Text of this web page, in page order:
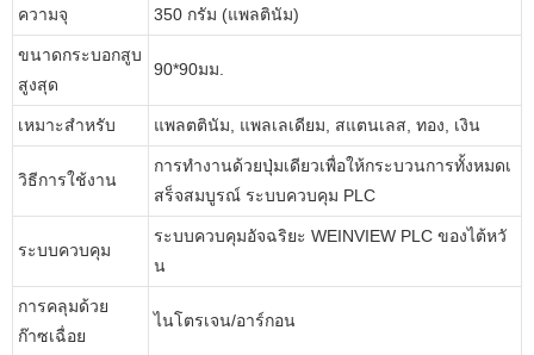
ความจุ 350 กรัม (แพลตินัม)
ขนาดกระบอกสูบ
สูงสุด
90*90มม.
เหมาะสำหรับ แพลตตินัม, แพลเลเดียม, สแตนเลส, ทอง, เงิน
วิธีการใช้งาน
การทำงานด้วยปุ่มเดียวเพื่อให้กระบวนการทั้งหมดเ
สร็จสมบูรณ์ ระบบควบคุม PLC
ระบบควบคุม
ระบบควบคุมอัจฉริยะ WEINVIEW PLC ของไต้หวั
น
การคลุมด้วย
ก๊าซเฉื่อย
ไนโตรเจน/อาร์กอน